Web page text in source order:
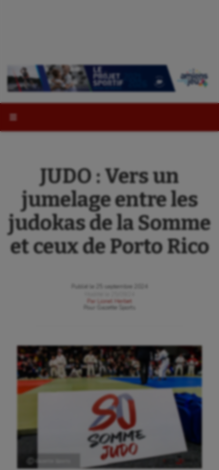
JUDO : Vers un
jumelage entre les
judokas de la Somme
et ceux de Porto Rico
Publié le
25 septembre 2024
Par
Lionel Herbet
Gazette Sports